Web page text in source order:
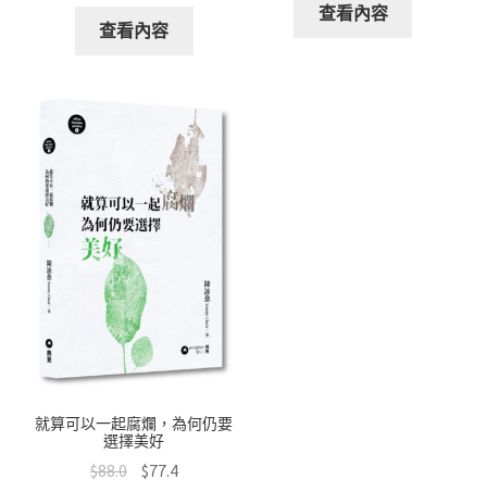
查看內容
查看內容
就算可以一起腐爛，為何仍要
選擇美好
$88.0 $77.4